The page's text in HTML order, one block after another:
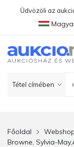
Üdvözöli az
Főoldal
Browne, Sylvia-